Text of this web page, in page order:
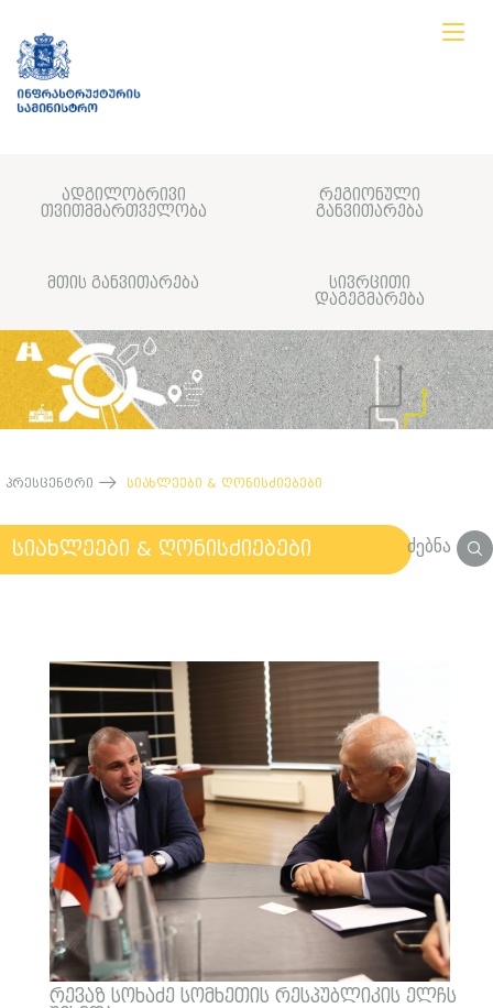
ადგილობრივი
თვითმმართველობა
რეგიონული
განვითარება
მთის განვითარება
სივრცითი
დაგეგმარება
პრესცენტრი სიახლეები & ღონისძიებები
სიახლეები & ღონისძიებები ძებნა
რევაზ სოხაძე სომხეთის რესპუბლიკის ელჩს